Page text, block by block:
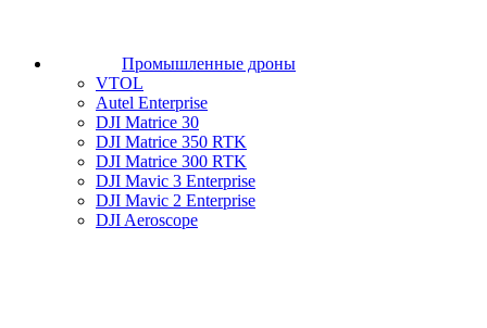
Промышленные дроны
VTOL
Autel Enterprise
DJI Matrice 30
DJI Matrice 350 RTK
DJI Matrice 300 RTK
DJI Mavic 3 Enterprise
DJI Mavic 2 Enterprise
DJI Aeroscope